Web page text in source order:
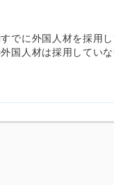
すでに外国人材を採用
外国人材は採用してい